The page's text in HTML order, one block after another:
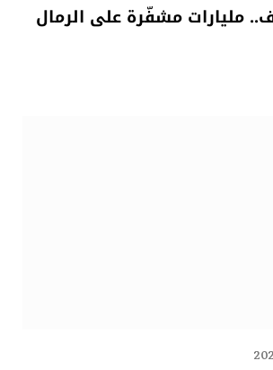
مليارات مشفّرة على الرمال